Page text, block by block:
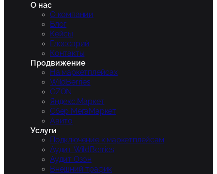
О нас
О компании
Блог
Кейсы
Глоссарий
Контакты
Продвижение
На маркетплейсах
WildBerries
OZON
Яндекс.Маркет
Сбер МегаМаркет
Авито
Услуги
Подключение к маркетплейсам
Аудит WildBerries
Аудит Озон
Внешний трафик